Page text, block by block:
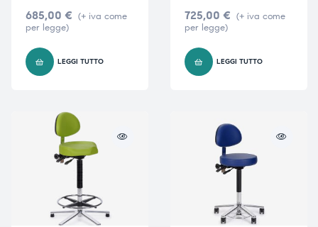
685,00 € (+ iva come
per legge)
LEGGI TUTTO
725,00 € (+ iva come
per legge)
LEGGI TUTTO